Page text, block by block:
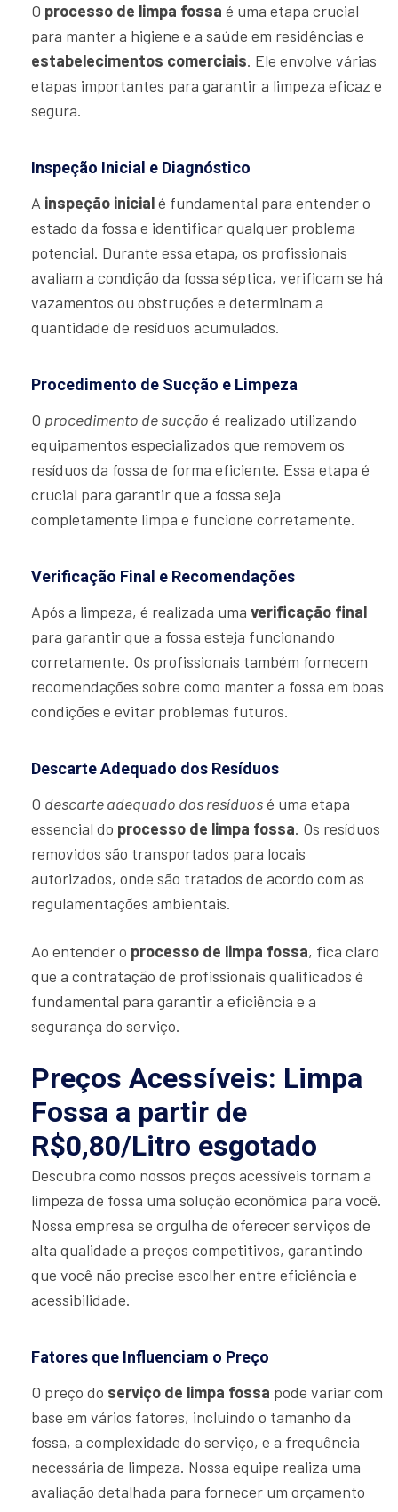
O processo de limpa fossa é uma etapa crucial
para manter a higiene e a saúde em residências e
estabelecimentos comerciais. Ele envolve várias
etapas importantes para garantir a limpeza eficaz e
segura.
Inspeção Inicial e Diagnóstico
A inspeção inicialé fundamental para entender o
estado da fossa e identificar qualquer problema
potencial. Durante essa etapa, os profissionais
avaliam a condição da fossa séptica, verificam se há
vazamentos ou obstruções e determinam a
quantidade de resíduos acumulados.
Procedimento de Sucção e Limpeza
O procedimento de sucção é realizado utilizando
equipamentos especializados que removem os
resíduos da fossa de forma eficiente. Essa etapa é
crucial para garantir que a fossa seja
completamente limpa e funcione corretamente.
Verificação Final e Recomendações
Após a limpeza, é realizada uma verificação final
para garantir que a fossa esteja funcionando
corretamente. Os profissionais também fornecem
recomendações sobre como manter a fossa em boas
condições e evitar problemas futuros.
Descarte Adequado dos Resíduos
O descarte adequado dos resíduosé uma etapa
essencial do processo de limpa fossa. Os resíduos
removidos são transportados para locais
autorizados, onde são tratados de acordo com as
regulamentações ambientais.
Ao entender o processo de limpa fossa, fica claro
que a contratação de profissionais qualificados é
fundamental para garantir a eficiência e a
segurança do serviço.
Preços Acessíveis: Limpa
Fossa a partir de
R$0,80/Litro esgotado
Descubra como nossos preços acessíveis tornam a
limpeza de fossa uma solução econômica para você.
Nossa empresa se orgulha de oferecer serviços de
alta qualidade a preços competitivos, garantindo
que você não precise escolher entre eficiência e
acessibilidade.
Fatores que Influenciam o Preço
O preço do serviço de limpa fossa pode variar com
base em vários fatores, incluindo o tamanho da
fossa, a complexidade do serviço, e a frequência
necessária de limpeza. Nossa equipe realiza uma
avaliação detalhada para fornecer um orçamento